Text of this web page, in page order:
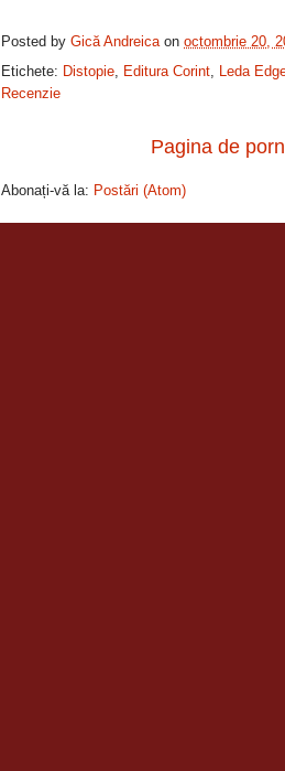
Posted by Gică Andreica on octombrie 20,
Etichete: Distopie, Editura Corint, Leda
Recenzie
Pagina de
Abonați-vă la: Postări (Atom)